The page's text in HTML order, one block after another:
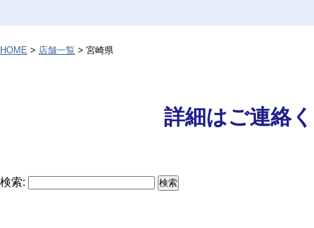
HOME > 店舗一覧 > 宮崎県
詳細はご連絡
検索: